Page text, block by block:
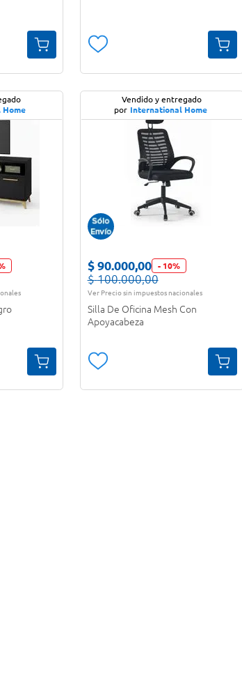
Vendido y entregado
por International Home
$ 90.000,00 - 10%
$ 100.000,00
Ver Precio sin impuestos nacionales
Silla De Oficina Mesh Con
Apoyacabeza